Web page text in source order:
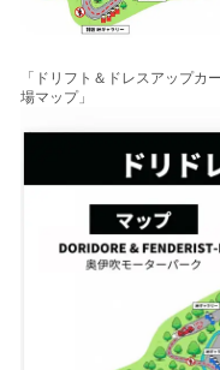
「ドリフト＆ドレスアップカ
場マップ」